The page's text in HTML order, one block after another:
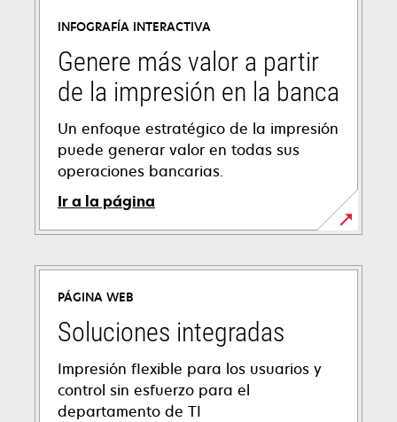
INFOGRAFÍA INTERACTIVA
Genere más valor a partir
de la impresión en la banca
Un enfoque estratégico de la impresión
puede generar valor en todas sus
operaciones bancarias.
Ir a la página
PÁGINA WEB
Soluciones integradas
Impresión flexible para los usuarios y
control sin esfuerzo para el
departamento de TI